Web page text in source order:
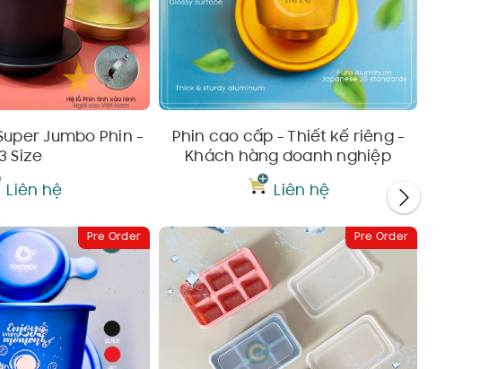
Jumbo Phin -
3 Size
Liên hệ
Pre Order
Phin cao cấp - Thiết kế riêng -
Khách hàng doanh nghiệp
Liên hệ
Pre Order